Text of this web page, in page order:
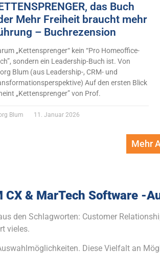
das Buch
Mehr Freiheit braucht mehr
– Buchrezension
„Kettensprenger“ kein “Pro Homeoffice-
sondern ein Leadership-Buch ist. Von
Blum (aus Leadership-, CRM- und
Auf den ersten Blick
„Kettensprenger” von Prof.
Blum 11. Januar 2026
Mehr
CX & MarTech Software -
den Schlagworten: Customer
vieles.
Diese Vielfalt an